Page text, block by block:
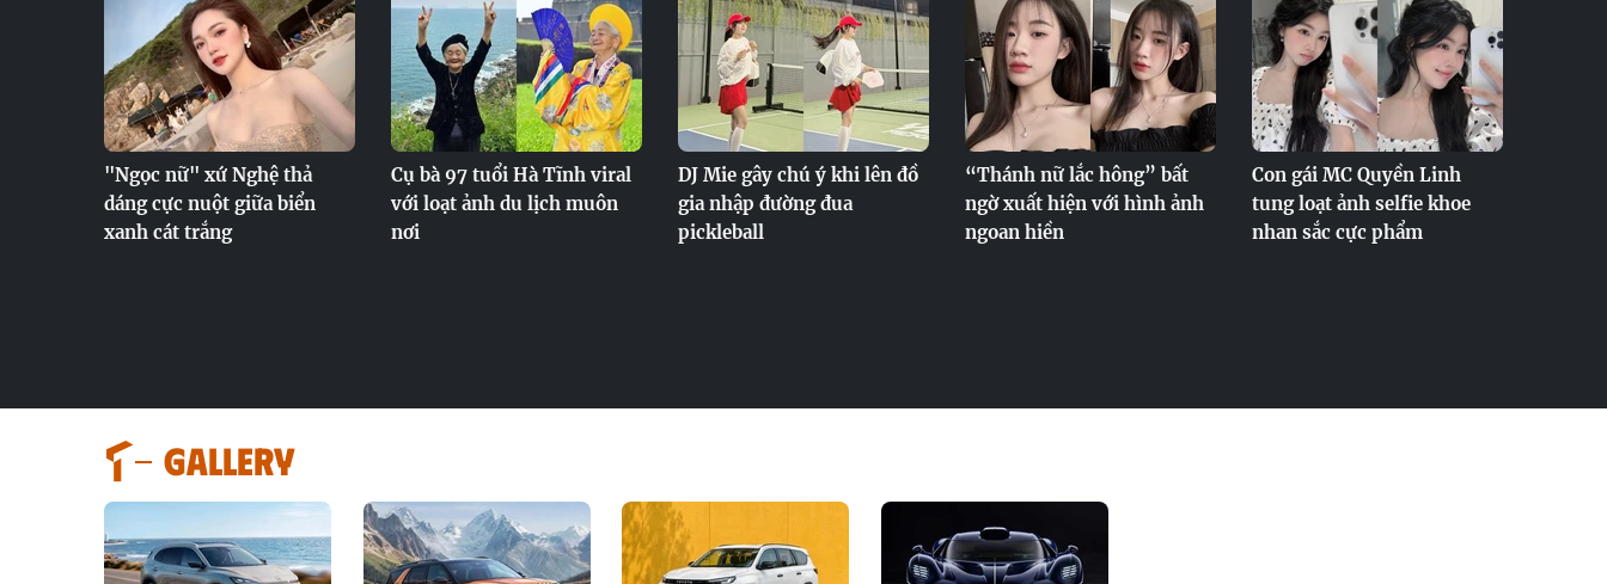
"Ngọc nữ" xứ Nghệ thả
dáng cực nuột giữa biển
xanh cát trắng
Cụ bà 97 tuổi Hà Tĩnh viral
với loạt ảnh du lịch muôn
nơi
DJ Mie gây chú ý khi lên đồ
gia nhập đường đua
pickleball
“Thánh nữ lắc hông” bất
ngờ xuất hiện với hình ảnh
ngoan hiền
Con gái MC Quyền Linh
tung loạt ảnh selfie khoe
nhan sắc cực phẩm
GALLERY